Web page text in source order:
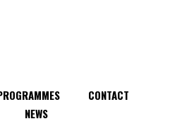
CONTACT
NEWS